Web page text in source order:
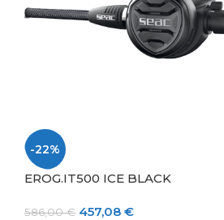
-22%
EROG.IT500 ICE BLACK
586,00€ 457,08 €